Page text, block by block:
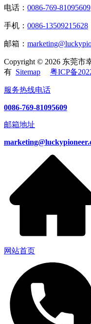
电话： 0086-769-81095609
手机： 0086-13509215628
邮箱：
Copyright © 2026 东莞市
有 Sitemap 粤ICP备
服务热线电话
0086-769-81095609
邮箱地址
网站首页